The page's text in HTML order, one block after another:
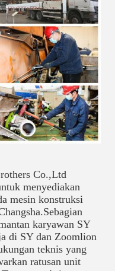
Co.,Ltd
menyediakan
mesin konstruksi
karyawan SY
di SY dan Zoomlion
teknis yang
ratusan unit